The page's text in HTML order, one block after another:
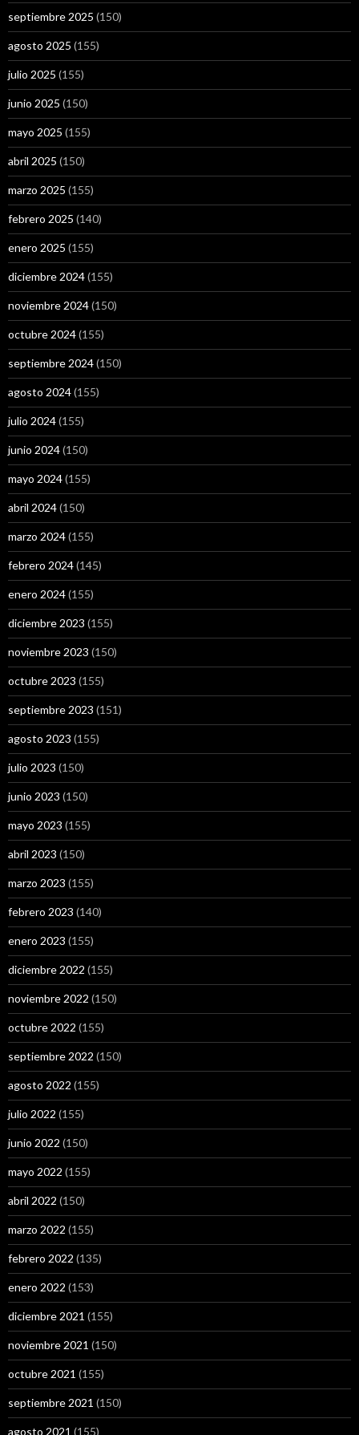
septiembre 2025 (150)
agosto 2025 (155)
julio 2025 (155)
junio 2025 (150)
mayo 2025 (155)
abril 2025 (150)
marzo 2025 (155)
febrero 2025 (140)
enero 2025 (155)
diciembre 2024(155)
noviembre 2024(150)
octubre 2024(155)
septiembre 2024(150)
agosto 2024(155)
julio 2024(155)
junio 2024(150)
mayo 2024(155)
abril 2024(150)
marzo 2024(155)
febrero 2024(145)
enero 2024(155)
diciembre 2023 (155)
noviembre 2023 (150)
octubre 2023 (155)
septiembre 2023 (151)
agosto 2023 (155)
julio 2023 (150)
junio 2023 (150)
mayo 2023 (155)
abril 2023 (150)
marzo 2023 (155)
febrero 2023 (140)
enero 2023 (155)
diciembre 2022 (155)
noviembre 2022 (150)
octubre 2022 (155)
septiembre 2022 (150)
agosto 2022 (155)
julio 2022 (155)
junio 2022 (150)
mayo 2022 (155)
abril 2022 (150)
marzo 2022 (155)
febrero 2022 (135)
enero 2022 (153)
diciembre 2021 (155)
noviembre 2021 (150)
octubre 2021 (155)
septiembre 2021 (150)
agosto 2021 (155)